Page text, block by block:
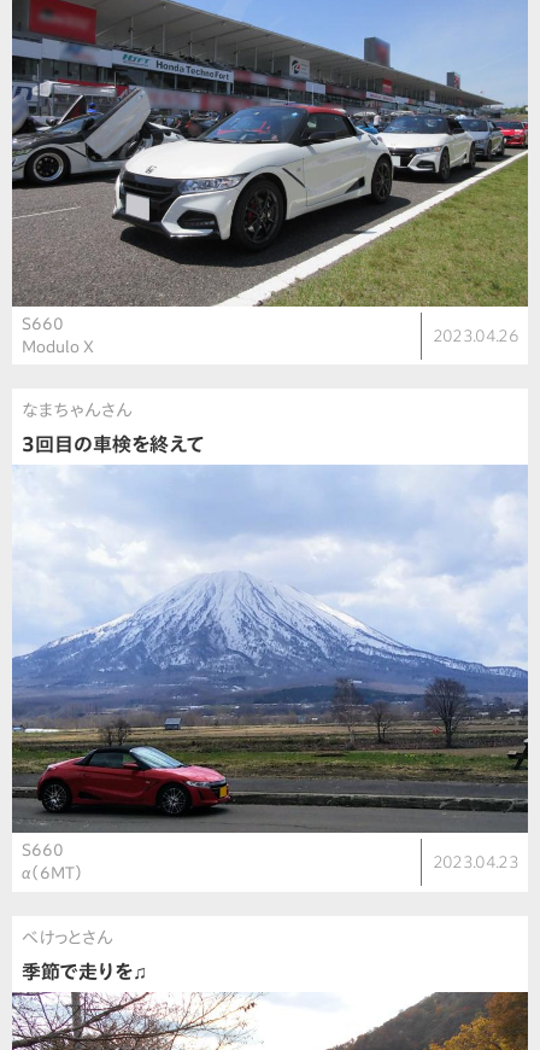
S660
Modulo X
2023.04.26
なまちゃんさん
3回目の車検を終えて
S660
α（6MT）
2023.04.23
べけっとさん
季節で走りを♫